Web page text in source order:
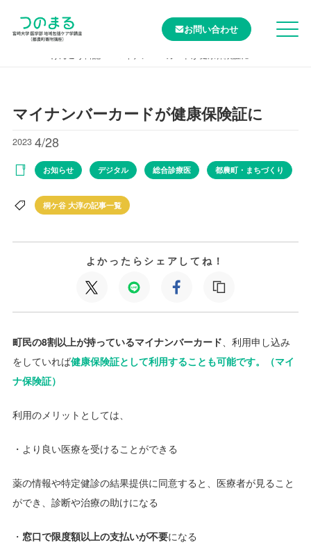
お問い合わせ
マイナンバーカードが健康保険証に
2023 4/28
お知らせ デジタル 総合診療医 都農町・まちづくり
桐ケ谷 大淳の記事一覧
よかったらシェアしてね！
町民の8割以上が持っているマイナンバーカード、利用申し込み
をしていれば健康保険証として利用することも可能です。（マイ
ナ保険証）
利用のメリットとしては、
・より良い医療を受けることができる
薬の情報や特定健診の結果提供に同意すると、医療者が見ること
ができ、診断や治療の助けになる
・ 窓口で限度額以上の支払いが不要になる